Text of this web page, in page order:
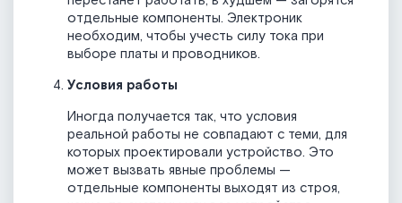
отдельные компоненты. Электроник
необходим, чтобы учесть силу тока при
выборе платы и проводников.
Условия работы
Иногда получается так, что условия
реальной работы не совпадают с теми, для
которых проектировали устройство. Это
может вызвать явные проблемы —
отдельные компоненты выходят из строя,